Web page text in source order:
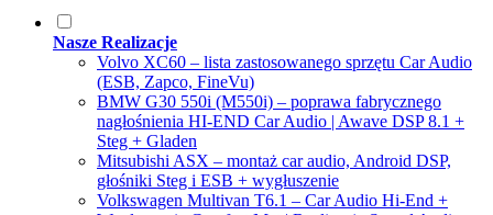
Nasze Realizacje
Volvo XC60 – lista zastosowanego sprzętu Car Audio
(ESB, Zapco, FineVu)
BMW G30 550i (M550i) – poprawa fabrycznego
nagłośnienia HI-END Car Audio | Awave DSP 8.1 +
Steg + Gladen
Mitsubishi ASX – montaż car audio, Android DSP,
głośniki Steg i ESB + wygłuszenie
Volkswagen Multivan T6.1 – Car Audio Hi-End +